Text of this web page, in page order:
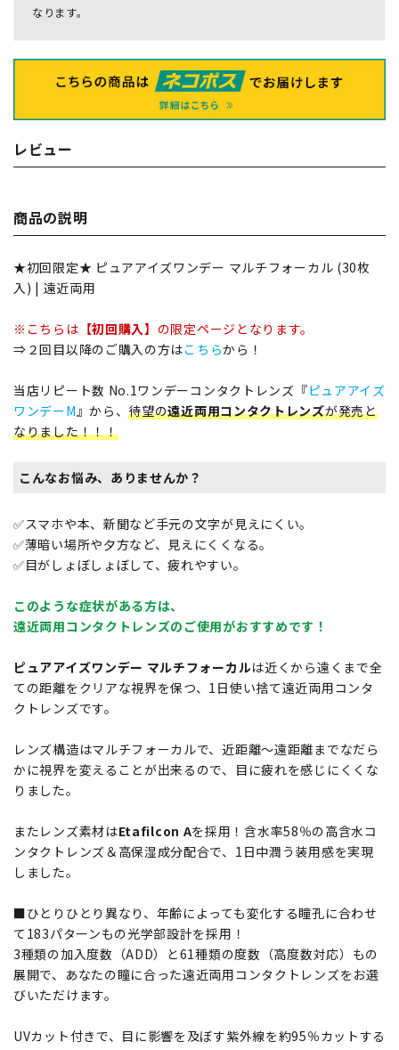
なります。
レビュー
商品の説明
★初回限定★ ピュアアイズワンデー マルチフォーカル (30枚
入) | 遠近両用
※こちらは 【初回購入】 の限定ページとなります。
⇒２回目以降のご購入の方はこちらから！
当店リピート数 No.1ワンデーコンタクトレンズ『ピュアアイズ
ワンデーM』から、待望の遠近両用コンタクトレンズが発売と
なりました！！！
こんなお悩み、ありませんか？
✅スマホや本、新聞など手元の文字が見えにくい。
✅薄暗い場所や夕方など、見えにくくなる。
✅目がしょぼしょぼして、疲れやすい。
このような症状がある方は、
遠近両用コンタクトレンズのご使用がおすすめです！
ピュアアイズワンデー マルチフォーカルは近くから遠くまで全
ての距離をクリアな視界を保つ、1日使い捨て遠近両用コンタ
クトレンズです。
レンズ構造はマルチフォーカルで、近距離～遠距離までなだら
かに視界を変えることが出来るので、目に疲れを感じにくくな
りました。
またレンズ素材はEtafilcon Aを採用！含水率58％の高含水コ
ンタクトレンズ＆高保湿成分配合で、1日中潤う装用感を実現
しました。
■ひとりひとり異なり、年齢によっても変化する瞳孔に合わせ
て183パターンもの光学部設計を採用！
3種類の加入度数（ADD）と61種類の度数（高度数対応）もの
展開で、あなたの瞳に合った遠近両用コンタクトレンズをお選
びいただけます。
UVカット付きで、目に影響を及ぼす紫外線を約95％カットする